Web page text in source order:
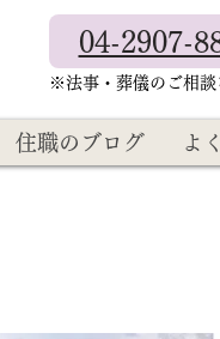
04-2907-
​※法事・葬儀のご相談
住職のブログ よ